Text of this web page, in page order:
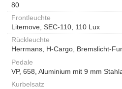
80
Frontleuchte
Litemove, SEC-110, 110 Lux
Rückleuchte
Herrmans, H-Cargo, Bremslicht-
Pedale
VP, 658, Aluminium mit 9 mm
Kurbelsatz